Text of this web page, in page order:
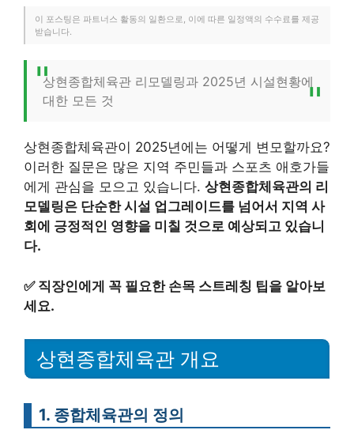
이 포스팅은 파트너스 활동의 일환으로, 이에 따른 일정액의 수수료를 제공
받습니다.
상현종합체육관 리모델링과 2025년 시설현황에
대한 모든 것
상현종합체육관이 2025년에는 어떻게 변모할까요?
이러한 질문은 많은 지역 주민들과 스포츠 애호가들
에게 관심을 모으고 있습니다. 상현종합체육관의 리
모델링은 단순한 시설 업그레이드를 넘어서 지역 사
회에 긍정적인 영향을 미칠 것으로 예상되고 있습니
다.
✅ 직장인에게 꼭 필요한 손목 스트레칭 팁을 알아보
세요.
상현종합체육관 개요
1. 종합체육관의 정의